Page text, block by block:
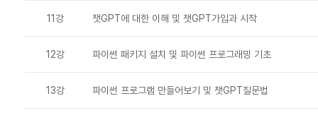
11강 챗GPT에 대한 이해 및 챗GPT가입과 시작
12강 파이썬 패키지 설치 및 파이썬 프로그래밍 기초
13강 파이썬 프로그램 만들어보기 및 챗GPT질문법